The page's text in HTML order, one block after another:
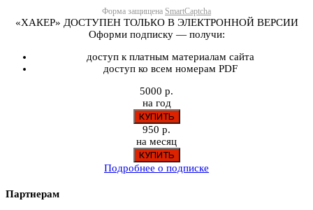
Форма защищена SmartCaptcha
«ХАКЕР» ДОСТУПЕН ТОЛЬКО В ЭЛЕКТРОННОЙ ВЕРСИИ
Оформи подписку — получи:
доступ к платным материалам сайта
доступ ко всем номерам PDF
5000 р.
на год
950 р.
на месяц
Подробнее о подписке
Партнерам